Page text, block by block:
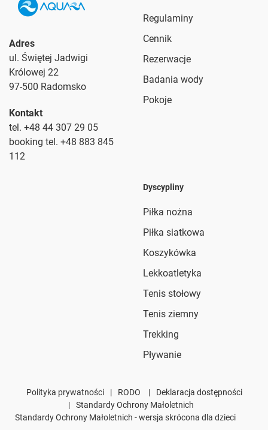
Adres
ul. Świętej Jadwigi
Królowej 22
97-500 Radomsko
Kontakt
tel. +48 44 307 29 05
booking tel. +48 883 845
112
Regulaminy
Cennik
Rezerwacje
Badania wody
Pokoje
Dyscypliny
Piłka nożna
Piłka siatkowa
Koszykówka
Lekkoatletyka
Tenis stołowy
Tenis ziemny
Trekking
Pływanie
Polityka prywatności | RODO |
Deklaracja dostępności
|
Standardy Ochrony Małoletnich
Standardy Ochrony Małoletnich - wersja skrócona dla dzieci